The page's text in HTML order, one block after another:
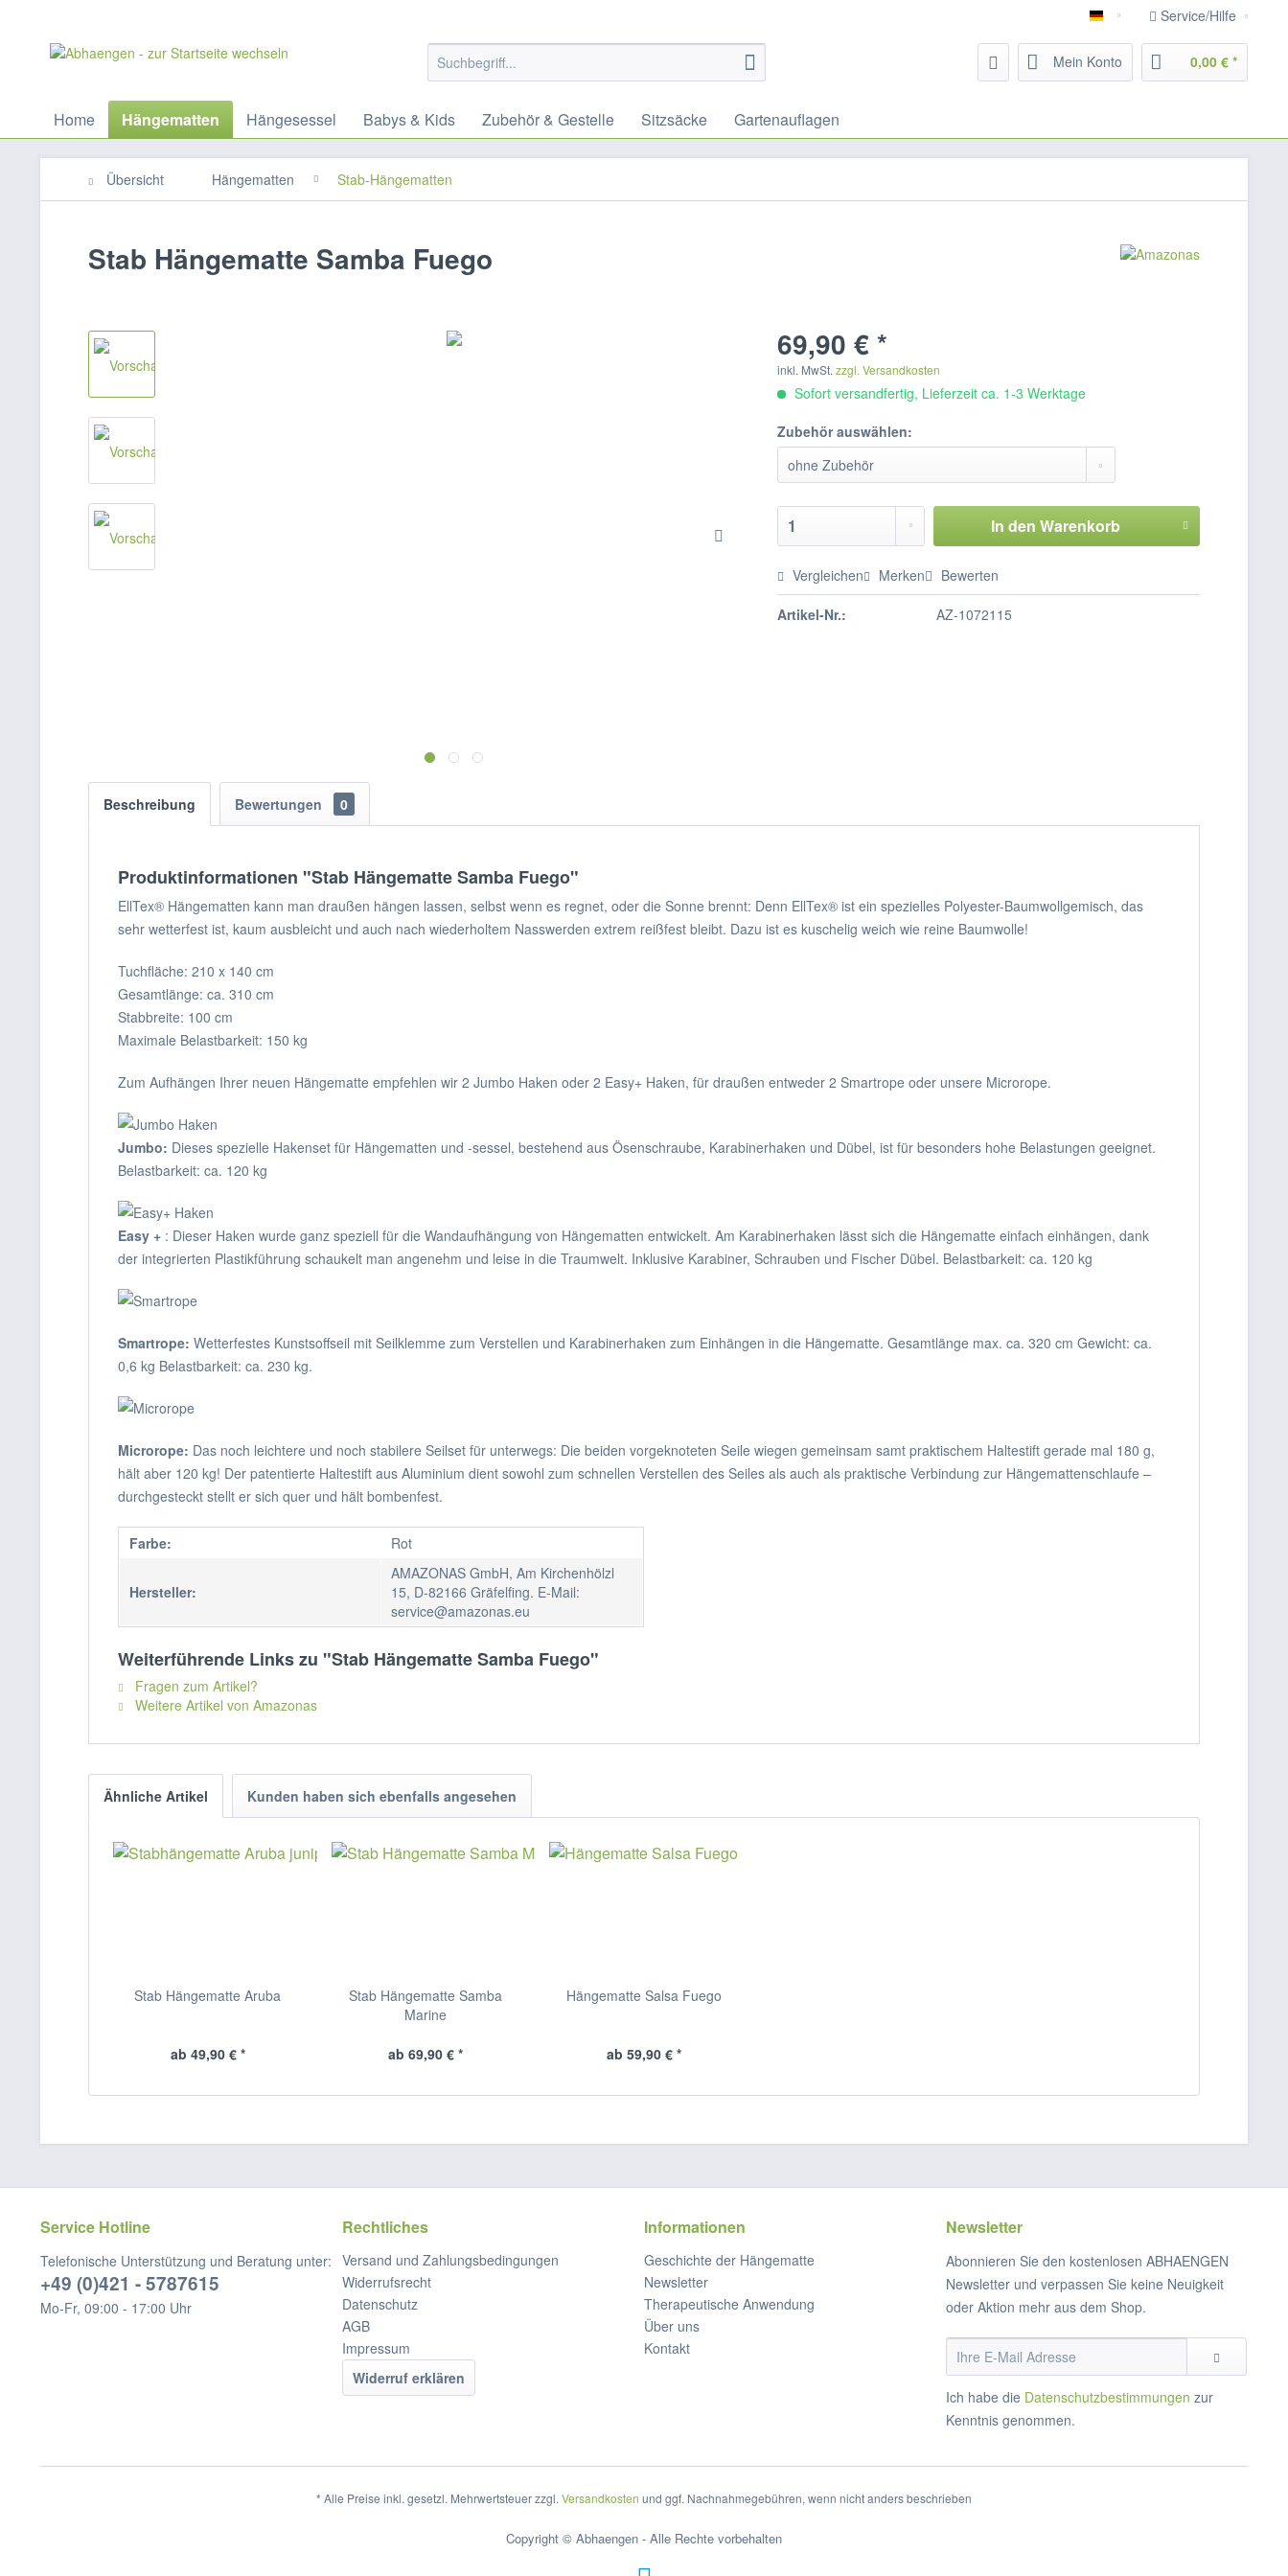
Deutsch Service/Hilfe
Mein Konto 0,00 € *
Home Hängematten Hängesessel Babys & Kids Zubehör & Gestelle Sitzsäcke Gartenauflagen
Übersicht Hängematten Stab-Hängematten
Stab Hängematte Samba Fuego
69,90 € *
inkl. MwSt.zzgl. Versandkosten
Sofort versandfertig, Lieferzeit ca. 1-3 Werktage
Zubehör auswählen:
In den Warenkorb
Vergleichen Merken Bewerten
Artikel-Nr.: AZ-1072115
Beschreibung Bewertungen 0
Produktinformationen "Stab Hängematte Samba Fuego"
EllTex® Hängematten kann man draußen hängen lassen, selbst wenn es regnet, oder die Sonne brennt: Denn EllTex® ist ein spezielles Polyester-Baumwollgemisch, das
sehr wetterfest ist, kaum ausbleicht und auch nach wiederholtem Nasswerden extrem reißfest bleibt. Dazu ist es kuschelig weich wie reine Baumwolle!
Tuchfläche: 210 x 140 cm
Gesamtlänge: ca. 310 cm
Stabbreite: 100 cm
Maximale Belastbarkeit: 150 kg
Zum Aufhängen Ihrer neuen Hängematte empfehlen wir 2 Jumbo Haken oder 2 Easy+ Haken, für draußen entweder 2 Smartrope oder unsere Microrope.
Jumbo: Dieses spezielle Hakenset für Hängematten und -sessel, bestehend aus Ösenschraube, Karabinerhaken und Dübel, ist für besonders hohe Belastungen geeignet.
Belastbarkeit: ca. 120 kg
Easy + : Dieser Haken wurde ganz speziell für die Wandaufhängung von Hängematten entwickelt. Am Karabinerhaken lässt sich die Hängematte einfach einhängen, dank
der integrierten Plastikführung schaukelt man angenehm und leise in die Traumwelt. Inklusive Karabiner, Schrauben und Fischer Dübel. Belastbarkeit: ca. 120 kg
Smartrope: Wetterfestes Kunstsoffseil mit Seilklemme zum Verstellen und Karabinerhaken zum Einhängen in die Hängematte. Gesamtlänge max. ca. 320 cm Gewicht: ca.
0,6 kg Belastbarkeit: ca. 230 kg.
Microrope: Das noch leichtere und noch stabilere Seilset für unterwegs: Die beiden vorgeknoteten Seile wiegen gemeinsam samt praktischem Haltestift gerade mal 180 g,
hält aber 120 kg! Der patentierte Haltestift aus Aluminium dient sowohl zum schnellen Verstellen des Seiles als auch als praktische Verbindung zur Hängemattenschlaufe –
durchgesteckt stellt er sich quer und hält bombenfest.
Farbe: Rot
Hersteller:
AMAZONAS GmbH, Am Kirchenhölzl
15, D-82166 Gräfelfing. E-Mail:
service@amazonas.eu
Weiterführende Links zu "Stab Hängematte Samba Fuego"
Fragen zum Artikel?
Weitere Artikel von Amazonas
Ähnliche Artikel Kunden haben sich ebenfalls angesehen
Stab Hängematte Aruba
ab 49,90 € *
Stab Hängematte Samba
Marine
ab 69,90 € *
Hängematte Salsa Fuego
ab 59,90 € *
Service Hotline
Telefonische Unterstützung und Beratung unter:
+49 (0)421 - 5787615
Mo-Fr, 09:00 - 17:00 Uhr
Rechtliches
Versand und Zahlungsbedingungen
Widerrufsrecht
Datenschutz
AGB
Impressum
Widerruf erklären
Informationen
Geschichte der Hängematte
Newsletter
Therapeutische Anwendung
Über uns
Kontakt
Newsletter
Abonnieren Sie den kostenlosen ABHAENGEN
Newsletter und verpassen Sie keine Neuigkeit
oder Aktion mehr aus dem Shop.
Ich habe die Datenschutzbestimmungen zur
Kenntnis genommen.
* Alle Preise inkl. gesetzl. Mehrwertsteuer zzgl. Versandkosten und ggf. Nachnahmegebühren, wenn nicht anders beschrieben
Copyright © Abhaengen - Alle Rechte vorbehalten